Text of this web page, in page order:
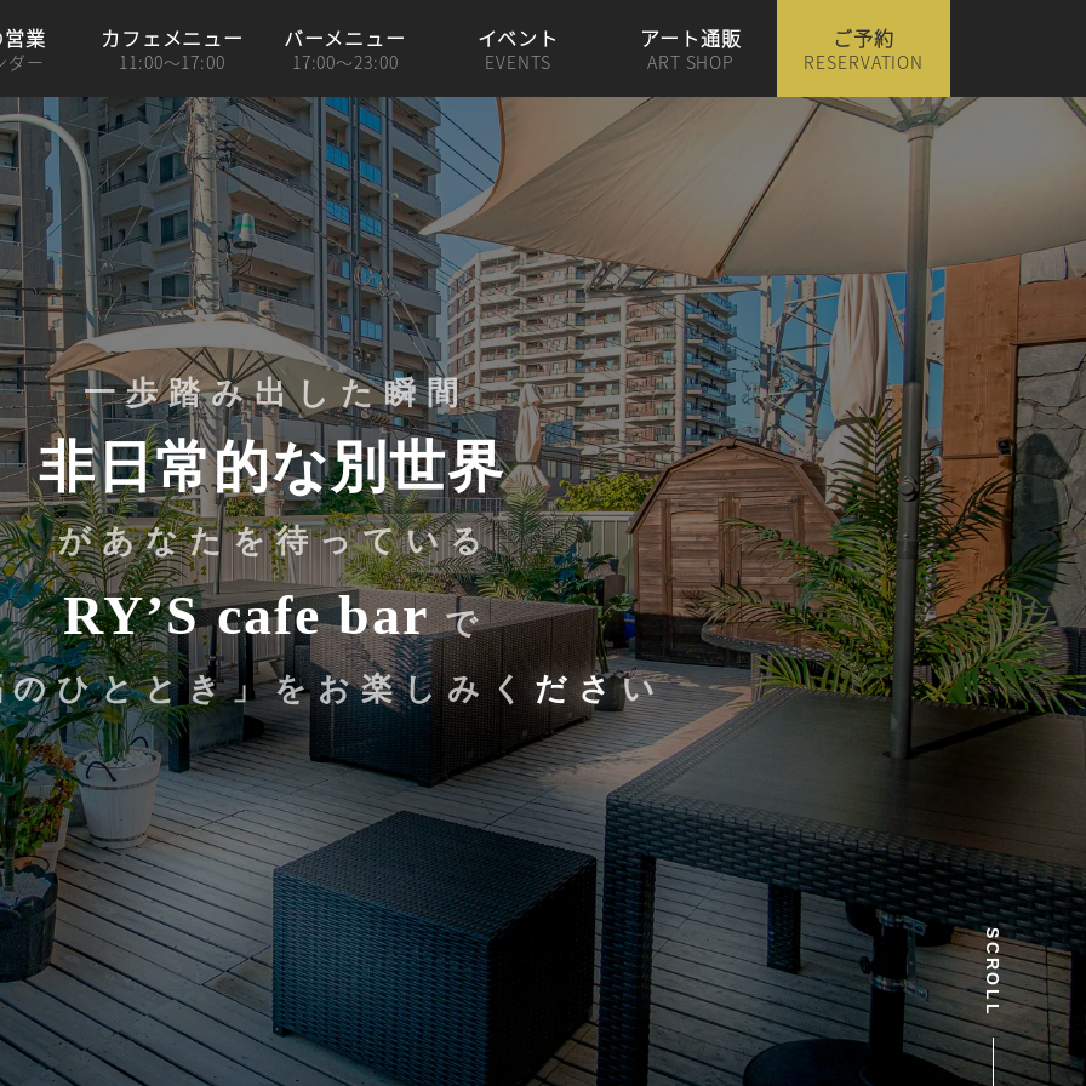
業
ダー
カフェメニュー
11:00～17:00
バーメニュー
17:00～23:00
イベント
EVENTS
アート通販
ART SHOP
ご予約
RESERVATION
一 歩 踏 み 出 し た 瞬 間
非日常的な別世界
が あ な た を 待 っ て い る
RY’S cafe barで
の ひ と と き 」 を お 楽 し み く だ さ い
SCROLL